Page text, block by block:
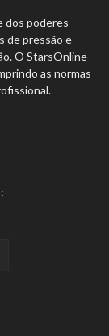
dos poderes
de pressão e
O StarsOnline
as normas